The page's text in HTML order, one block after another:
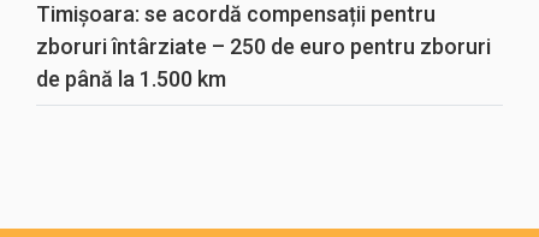
Timișoara: se acordă compensații pentru
zboruri întârziate – 250 de euro pentru zboruri
de până la 1.500 km